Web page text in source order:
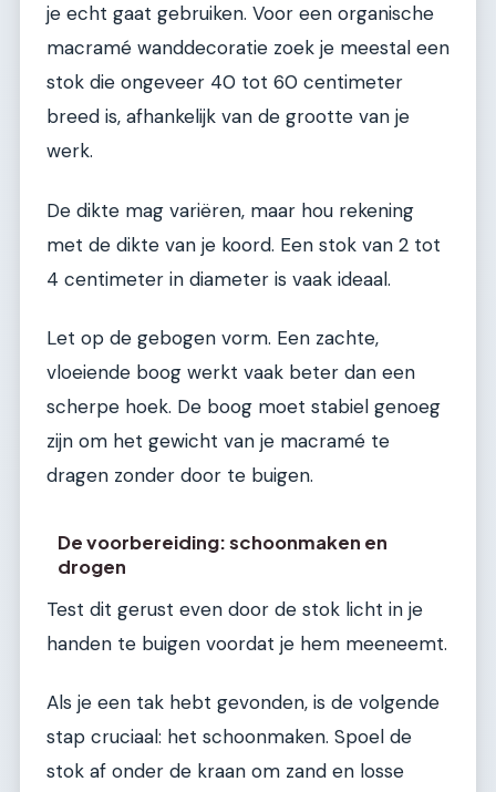
je echt gaat gebruiken. Voor een organische
macramé wanddecoratie zoek je meestal een
stok die ongeveer 40 tot 60 centimeter
breed is, afhankelijk van de grootte van je
werk.
De dikte mag variëren, maar hou rekening
met de dikte van je koord. Een stok van 2 tot
4 centimeter in diameter is vaak ideaal.
Let op de gebogen vorm. Een zachte,
vloeiende boog werkt vaak beter dan een
scherpe hoek. De boog moet stabiel genoeg
zijn om het gewicht van je macramé te
dragen zonder door te buigen.
De voorbereiding: schoonmaken en
drogen
Test dit gerust even door de stok licht in je
handen te buigen voordat je hem meeneemt.
Als je een tak hebt gevonden, is de volgende
stap cruciaal: het schoonmaken. Spoel de
stok af onder de kraan om zand en losse